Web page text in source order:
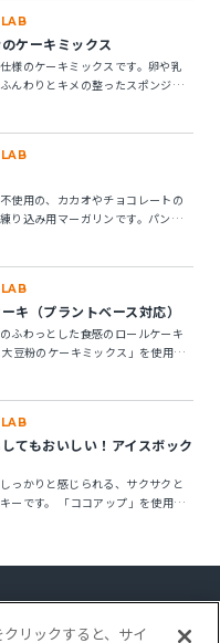
ケーキミックス
様のケーキミックスです。卵や乳
んわりとキメの整ったスポンジケ
使用の、カカオやチョコレートの
り込み用マーガリンです。パン・
キ（プラントベース対応）
ふわっとした食感のロールケーキ
豆粉のケーキミックス」を使用す
仕上がりになります。
てもおいしい！アイスボック
っかりと感じられる、サクサクと
ーです。 「ココアップ」を使用す
クリックすると、サイ